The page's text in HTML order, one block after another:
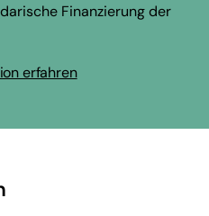
Finanzierung der
erfahren